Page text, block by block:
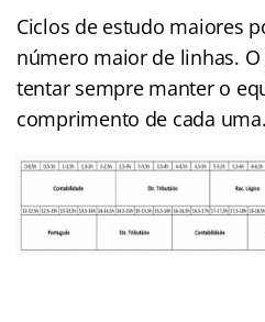
Ciclos de estudo maiores
número maior de linhas.
tentar sempre manter o
comprimento de cada uma.